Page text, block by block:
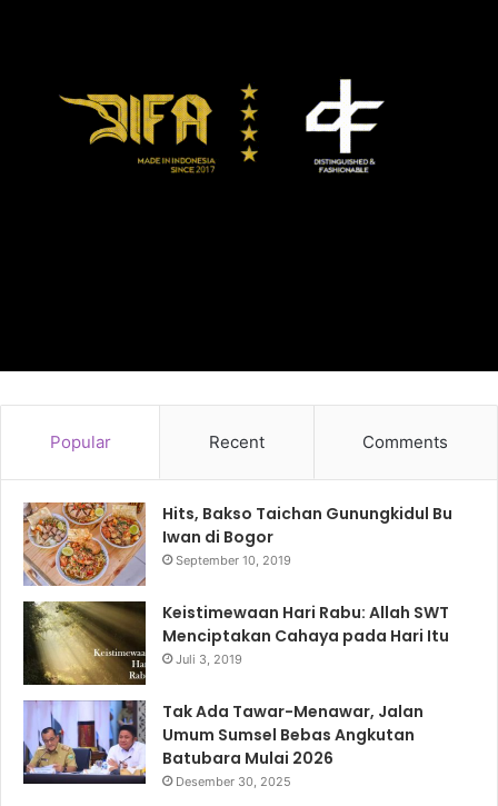
Popular Recent Comments
Hits, Bakso Taichan Gunungkidul Bu
Iwan di Bogor
September 10, 2019
Keistimewaan Hari Rabu: Allah SWT
Menciptakan Cahaya pada Hari Itu
Juli 3, 2019
Tak Ada Tawar-Menawar, Jalan
Umum Sumsel Bebas Angkutan
Batubara Mulai 2026
Desember 30, 2025